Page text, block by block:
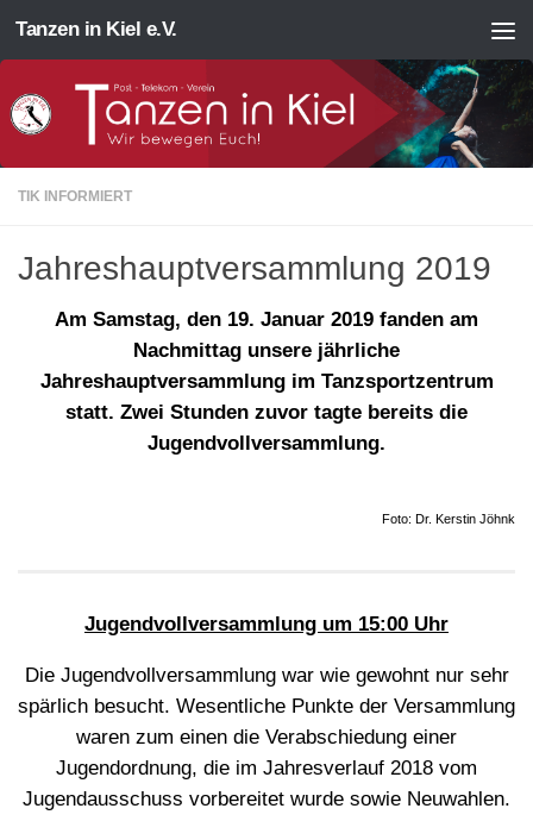
Zum Inhalt springen
Tanzen in Kiel e.V.
TIK INFORMIERT
Jahreshauptversammlung 2019
Am Samstag, den 19. Januar 2019 fanden am
Nachmittag unsere jährliche
Jahreshauptversammlung im Tanzsportzentrum
statt. Zwei Stunden zuvor tagte bereits die
Jugendvollversammlung.
Foto: Dr. Kerstin Jöhnk
Jugendvollversammlung um 15:00 Uhr
Die Jugendvollversammlung war wie gewohnt nur sehr
spärlich besucht. Wesentliche Punkte der Versammlung
waren zum einen die Verabschiedung einer
Jugendordnung, die im Jahresverlauf 2018 vom
Jugendausschuss vorbereitet wurde sowie Neuwahlen.